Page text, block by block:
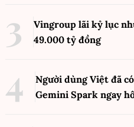
Vingroup lãi kỷ lục
49.000 tỷ đồng
Người dùng Việt đã
Gemini Spark ngay